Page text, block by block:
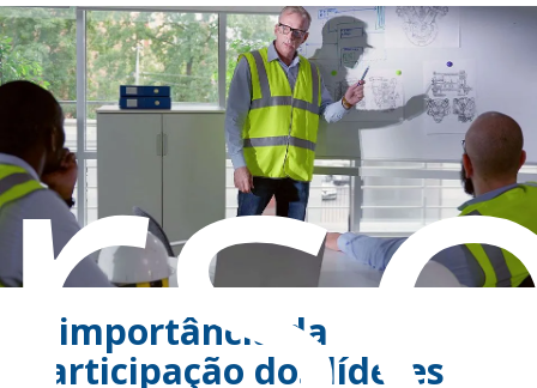
A importância da
participação dos líderes